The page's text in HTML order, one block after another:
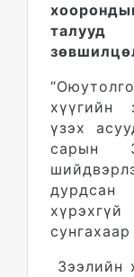
талууд
хүүгийн
үзэх
сарын
дурдсан
Зээлийн